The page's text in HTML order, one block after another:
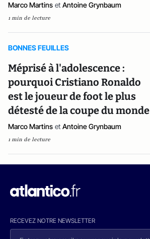
Marco Martins et Antoine Grynbaum
1 min de lecture
BONNES FEUILLES
Méprisé à l'adolescence :
pourquoi Cristiano Ronaldo
est le joueur de foot le plus
détesté de la coupe du monde
Marco Martins et Antoine Grynbaum
1 min de lecture
RECEVEZ NOTRE NEWSLETTER